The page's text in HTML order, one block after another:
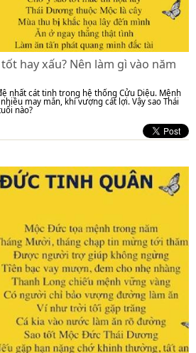
hay xấu? Nên làm gì vào năm
nhất cát tinh trong hệ thống Cửu Diệu. Mệnh
may mắn, khí vượng cát lợi. Vậy sao Thái
nào?